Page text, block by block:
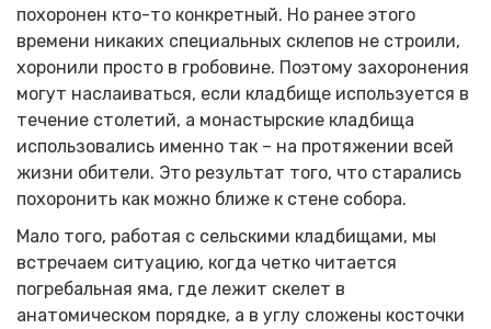
похоронен кто-то конкретный. Но ранее этого
времени никаких специальных склепов не строили,
хоронили просто в гробовине. Поэтому захоронения
могут наслаиваться, если кладбище используется в
течение столетий, а монастырские кладбища
использовались именно так – на протяжении всей
жизни обители. Это результат того, что старались
похоронить как можно ближе к стене собора.
Мало того, работая с сельскими кладбищами, мы
встречаем ситуацию, когда четко читается
погребальная яма, где лежит скелет в
анатомическом порядке, а в углу сложены косточки